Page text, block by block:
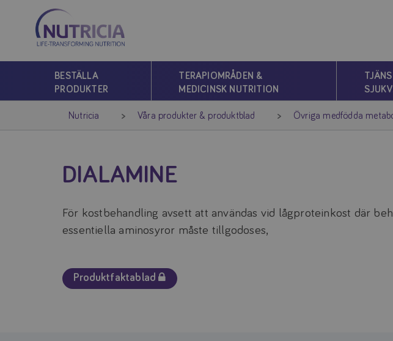
Nutricia
Nutricia
BESTÄLLA
PRODUKTER
TERAPIOMRÅDEN &
MEDICINSK NUTRITION
Nutricia Våra produkter & produktblad Övriga medfödda
DIALAMINE
För kostbehandling avsett att användas vid lågproteinkost där
essentiella aminosyror måste tillgodoses,
Produktfaktablad